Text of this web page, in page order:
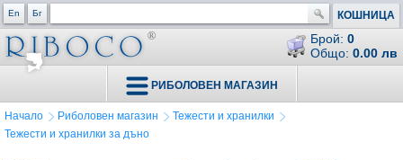
En Бг КОШНИЦА
Брой: 0
Общо: 0.00 лв
РИБОЛОВЕН МАГАЗИН
Начало Риболовен магазин
Тежести и хранилки
Тежести и хранилки за дъно